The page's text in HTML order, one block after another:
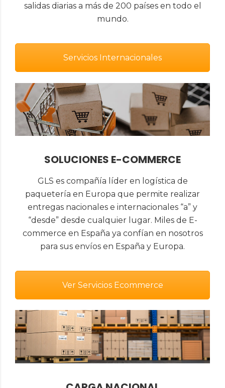
salidas diarias a más de 200 países en todo el
mundo.
Servicios Internacionales
SOLUCIONES E-COMMERCE
GLS es compañía líder en logística de
paquetería en Europa que permite realizar
entregas nacionales e internacionales “a” y
“desde” desde cualquier lugar. Miles de E-
commerce en España ya confían en nosotros
para sus envíos en España y Europa.
Ver Servicios Ecommerce